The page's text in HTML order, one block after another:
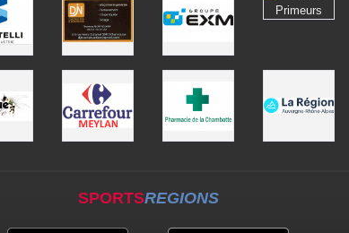
SPORTSREGIONS